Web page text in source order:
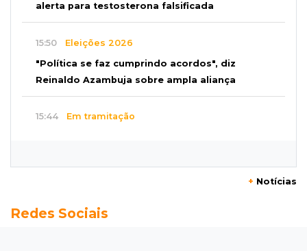
alerta para testosterona falsificada
15:50 Eleições 2026
"Política se faz cumprindo acordos", diz
Reinaldo Azambuja sobre ampla aliança
15:44 Em tramitação
Caminhão envolvido em acidente com 4
+ Notícias
Redes Sociais